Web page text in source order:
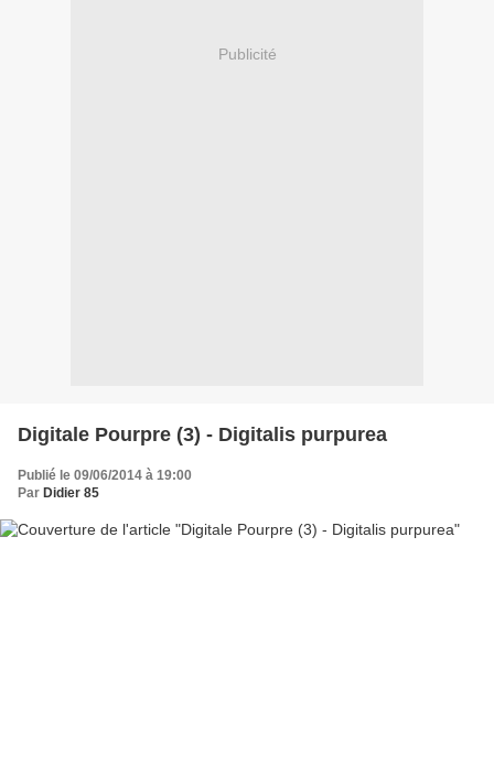
Publicité
Digitale Pourpre (3) - Digitalis purpurea
Publié le 09/06/2014 à 19:00
Par Didier 85